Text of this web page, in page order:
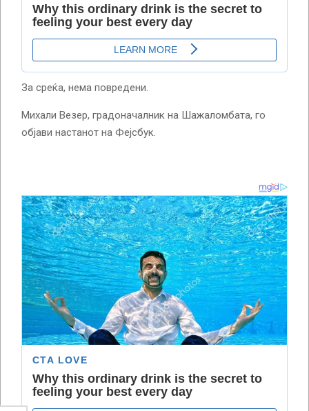
За среќа, нема повредени.
Михали Везер, градоначалник на Шажаломбата, го
објави настанот на Фејсбук.